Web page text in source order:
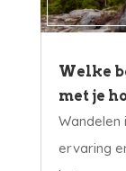
Welke
met je
Wandelen
ervaring